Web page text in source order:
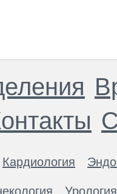
Кардиология
Урология